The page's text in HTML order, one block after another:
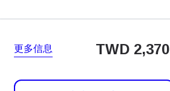
更多信息 TWD 2,370